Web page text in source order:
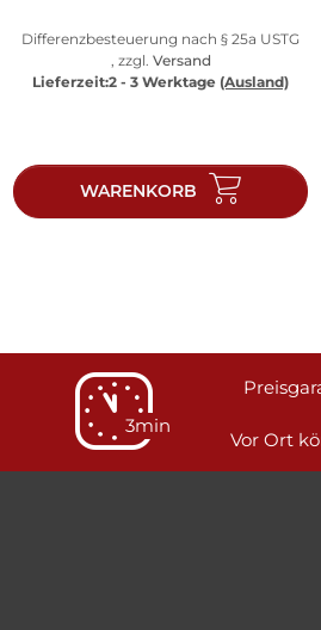
Differenzbesteuerung nach § 25a USTG
, zzgl. Versand
Lieferzeit:2 - 3 Werktage (Ausland)
WARENKORB
3min
Vor Ort